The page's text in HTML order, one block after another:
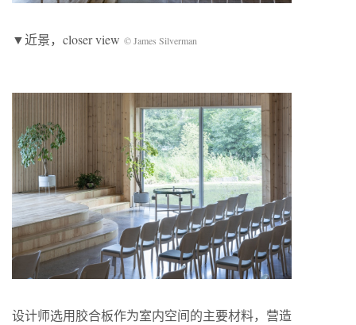
▼近景，closer view © James Silverman
设计师选用胶合板作为室内空间的主要材料，营造